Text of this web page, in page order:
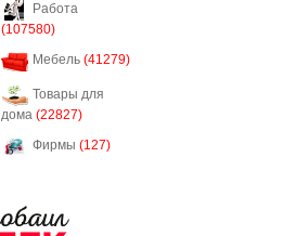
Работа
(107580)
Мебель (41279)
Товары для
дома (22827)
Фирмы (127)